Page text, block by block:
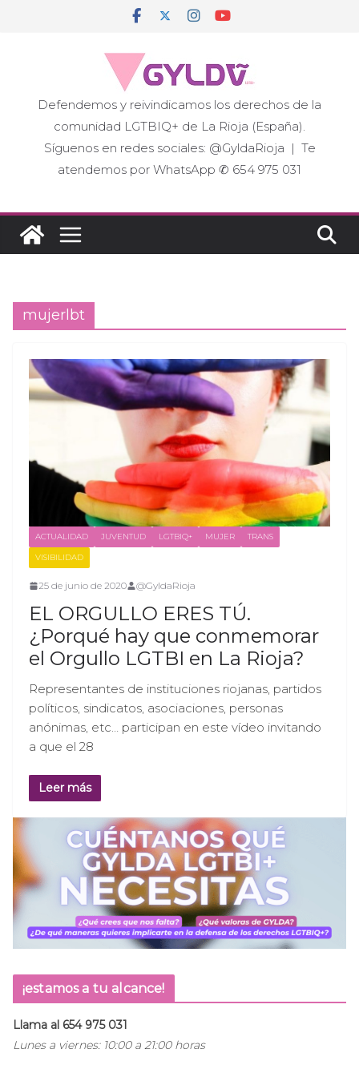
Defendemos y reivindicamos los derechos de la
comunidad LGTBIQ+ de La Rioja (España).
Síguenos en redes sociales: @GyldaRioja | Te
atendemos por WhatsApp ✆ 654 975 031
mujerlbt
ACTUALIDAD JUVENTUD LGTBIQ+ MUJER
TRANS
VISIBILIDAD
25 de junio de 2020 @GyldaRioja
EL ORGULLO ERES TÚ.
¿Porqué hay que conmemorar
el Orgullo LGTBI en La Rioja?
Representantes de instituciones riojanas, partidos
políticos, sindicatos, asociaciones, personas
anónimas, etc… participan en este vídeo invitando
a que el 28
Leer más
¡estamos a tu alcance!
Llama al 654 975 031
Lunes a viernes: 10:00 a 21:00 horas